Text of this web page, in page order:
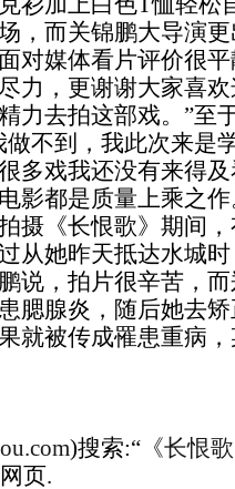
，而关锦鹏大导演
对媒体看片评价很
力，更谢谢大家喜
力去拍这部戏。”至
做不到，我此次来是
多戏我还没有来得
影都是质量上乘之作
《长恨歌》期间，
从她昨天抵达水城
说，拍片很辛苦，
腮腺炎，随后她去
就被传成罹患重病
)搜索:“ 《长恨
页.